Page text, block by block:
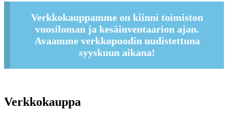
Verkkokauppamme on kiinni toimiston
vuosiloman ja kesäinventaarion ajan.
Avaamme verkkopuodin uudistettuna
syyskuun aikana!
Verkkokauppa